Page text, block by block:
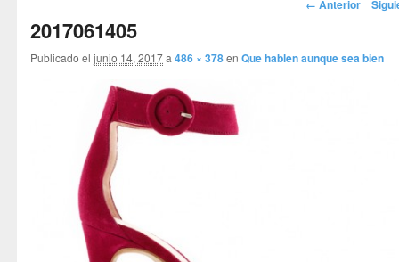
← Anterior
2017061405
Publicado el junio 14, 2017a486 × 378enQue hablen aunque sea bien